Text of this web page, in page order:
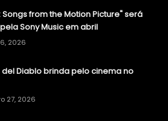
Songs from the Motion Picture" será
Sony Music em abril
2026
Diablo brinda pelo cinema no
27, 2026